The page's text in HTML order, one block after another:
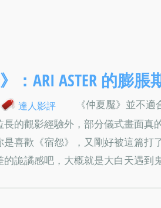
：ARI ASTER 的膨脹
達人影評
《仲夏魘》並不
長的觀影經驗外，部分儀式畫面真
是喜歡《宿怨》，又剛好被這篇打
詭譎感吧，大概就是大白天遇到